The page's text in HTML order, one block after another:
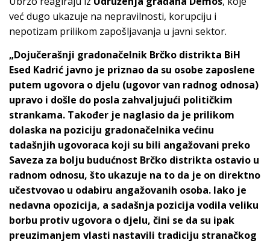
već dugo ukazuje na nepravilnosti, korupciju i
nepotizam prilikom zapošljavanja u javni sektor.
„Dojučerašnji gradonačelnik Brčko distrikta BiH
Esed Kadrić javno je priznao da su osobe zaposlene
putem ugovora o djelu (ugovor van radnog odnosa)
upravo i došle do posla zahvaljujući političkim
strankama. Također je naglasio da je prilikom
dolaska na poziciju gradonačelnika većinu
tadašnjih ugovoraca koji su bili angažovani preko
Saveza za bolju budućnost Brčko distrikta ostavio u
radnom odnosu, što ukazuje na to da je on direktno
učestvovao u odabiru angažovanih osoba. Iako je
nedavna opozicija, a sadašnja pozicija vodila veliku
borbu protiv ugovora o djelu, čini se da su ipak
preuzimanjem vlasti nastavili tradiciju stranačkog